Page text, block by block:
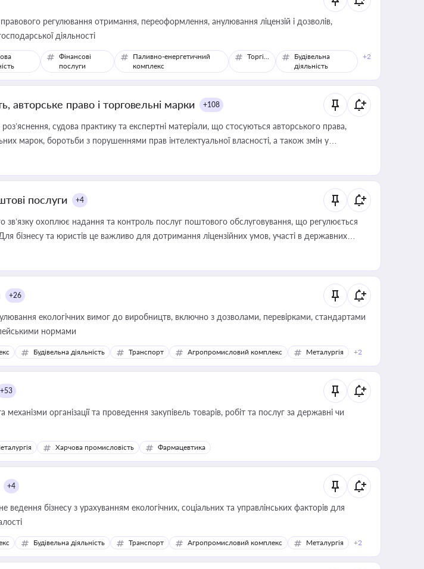
регулювання отримання, переоформлення, анулювання ліцензій і дозволів,
діяльності
Фінансові
послуги
Паливно-енергетичний
комплекс
Торгівля
Будівельна
діяльність
+2
авторське право і торговельні марки +108
роз’яснення, судова практику та експертні матеріали, що стосуються авторського права,
марок, боротьби з порушеннями прав інтелектуальної власності, а також змін у
послуги +4
зв’язку охоплює надання та контроль послуг поштового обслуговування, що регулюється
бізнесу та юристів це важливо для дотримання ліцензійних умов, участі в державних
+26
екологічних вимог до виробництв, включно з дозволами, перевірками, стандартами
нормами
Будівельна діяльність Транспорт Агропромисловий комплекс Металургія +2
+53
механізми організації та проведення закупівель товарів, робіт та послуг за державні чи
Харчова промисловість Фармацевтика
+4
ведення бізнесу з урахуванням екологічних, соціальних та управлінських факторів для
Будівельна діяльність Транспорт Агропромисловий комплекс Металургія +2